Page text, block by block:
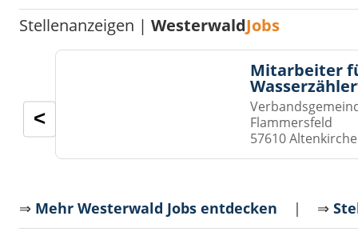
Stellenanzeigen |WesterwaldJobs
Mitarbeiter
Flammersfeld
57610
<
⇒ Mehr Westerwald Jobs entdecken | ⇒